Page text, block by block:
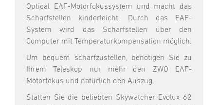
Optical EAF-Motorfokussystem und macht das
Scharfstellen kinderleicht. Durch das EAF-
System wird das Scharfstellen über den
Computer mit Temperaturkompensation möglich.
Um bequem scharfzustellen, benötigen Sie zu
Ihrem Teleskop nur mehr den ZWO EAF-
Motorfokus und natürlich den Auszug.
Statten Sie die beliebten Skywatcher Evolux 62